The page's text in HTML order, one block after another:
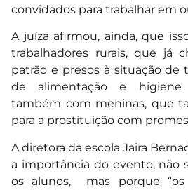
convidados para trabalhar em
A juíza afirmou, ainda, que
trabalhadores rurais, que já
patrão e presos à situação de
de alimentação e higiene
também com meninas, que
para a prostituição com
A diretora da escola Jaira
a importância do evento, não
os alunos, mas porque